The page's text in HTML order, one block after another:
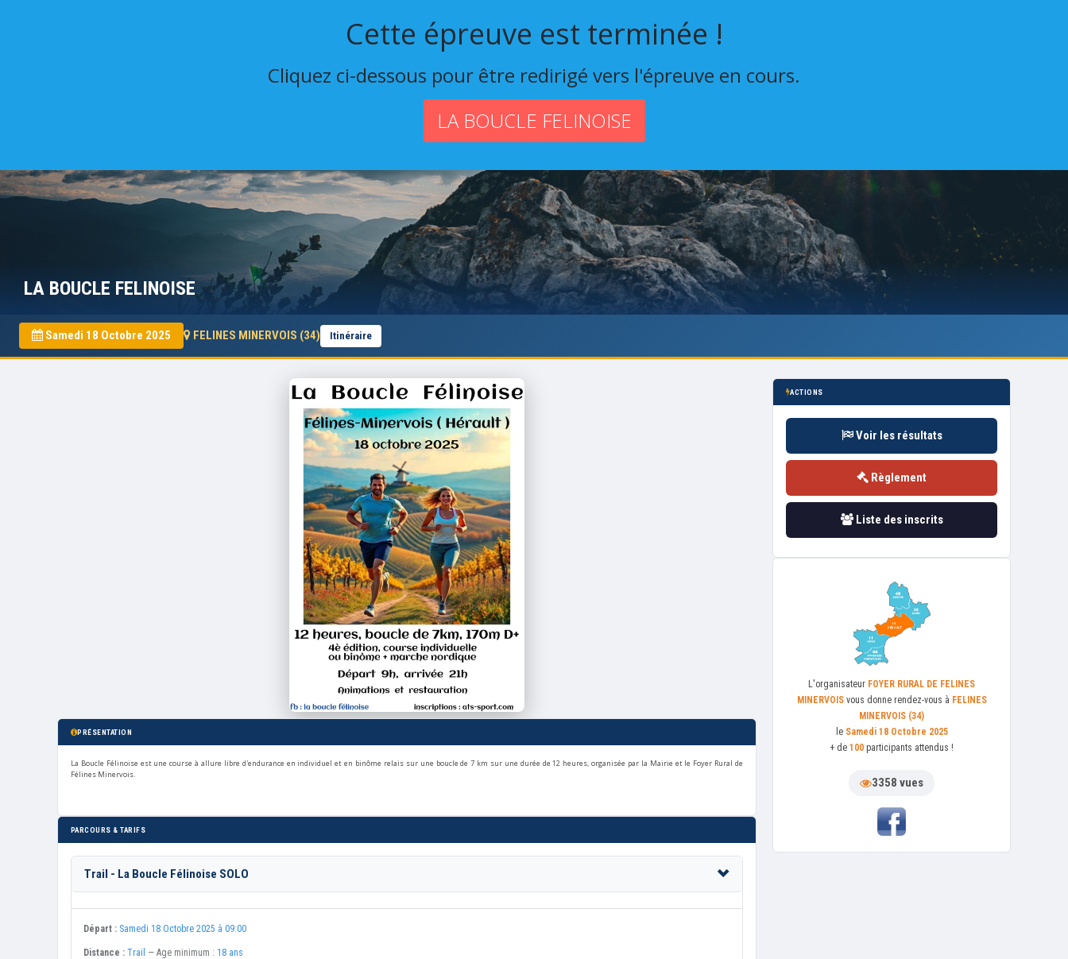
Cette épreuve est terminée !
Cliquez ci-dessous pour être redirigé vers l'épreuve en cours.
LA BOUCLE FELINOISE
LA BOUCLE FELINOISE
Samedi 18 Octobre 2025 FELINES MINERVOIS (34) Itinéraire
PRÉSENTATION
La Boucle Félinoise est une course à allure libre d'endurance en individuel et en binôme relais sur une boucle de 7 km sur une durée de 12 heures, organisée par la Mairie et le Foyer Rural de
Félines Minervois.
PARCOURS & TARIFS
Trail - La Boucle Félinoise SOLO
Départ : Samedi 18 Octobre 2025 à 09:00
Distance : Trail — Age minimum : 18 ans
ACTIONS
Voir les résultats
Règlement
Liste des inscrits
L'organisateur FOYER RURAL DE FELINES
MINERVOISvous donne rendez-vous à FELINES
MINERVOIS (34)
le Samedi 18 Octobre 2025
+ de 100 participants attendus !
3358 vues